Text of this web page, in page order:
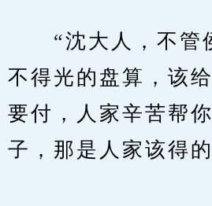
“沈大人，不管
不得光的盘算，该
要付，人家辛苦帮
子，那是人家该得